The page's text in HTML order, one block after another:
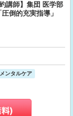
講師】集団 医学部
倒的充実指導」
メンタルケア